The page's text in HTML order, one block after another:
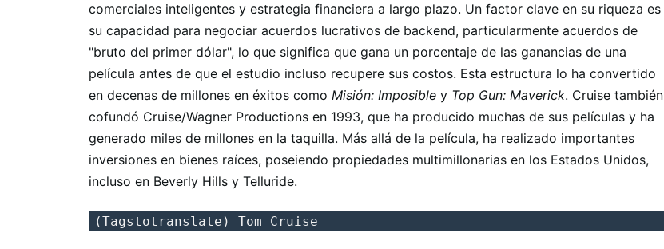
comerciales inteligentes y estrategia financiera a largo plazo. Un factor clave en su riqueza es
su capacidad para negociar acuerdos lucrativos de backend, particularmente acuerdos de
"bruto del primer dólar", lo que significa que gana un porcentaje de las ganancias de una
película antes de que el estudio incluso recupere sus costos. Esta estructura lo ha convertido
en decenas de millones en éxitos como Misión: Imposible y Top Gun: Maverick. Cruise también
cofundó Cruise/Wagner Productions en 1993, que ha producido muchas de sus películas y ha
generado miles de millones en la taquilla. Más allá de la película, ha realizado importantes
inversiones en bienes raíces, poseiendo propiedades multimillonarias en los Estados Unidos,
incluso en Beverly Hills y Telluride.
(Tagstotranslate) Tom Cruise